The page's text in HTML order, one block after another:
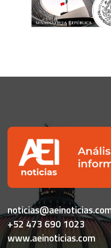
+52 473 690 1023
www.aeinoticias.com